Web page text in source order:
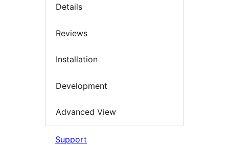
Details
Reviews
Installation
Development
Advanced View
Support